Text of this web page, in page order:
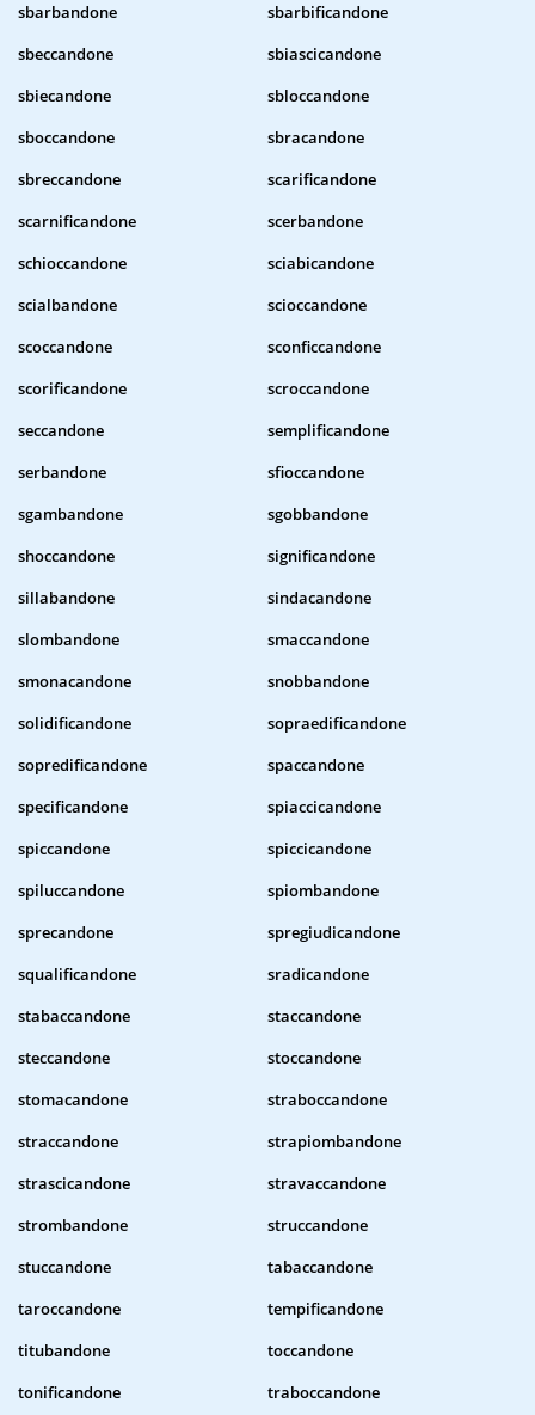
sbarbandone
sbarbificandone
sbeccandone
sbiascicandone
sbiecandone
sbloccandone
sboccandone
sbracandone
sbreccandone
scarificandone
scarnificandone
scerbandone
schioccandone
sciabicandone
scialbandone
scioccandone
scoccandone
sconficcandone
scorificandone
scroccandone
seccandone
semplificandone
serbandone
sfioccandone
sgambandone
sgobbandone
shoccandone
significandone
sillabandone
sindacandone
slombandone
smaccandone
smonacandone
snobbandone
solidificandone
sopraedificandone
sopredificandone
spaccandone
specificandone
spiaccicandone
spiccandone
spiccicandone
spiluccandone
spiombandone
sprecandone
spregiudicandone
squalificandone
sradicandone
stabaccandone
staccandone
steccandone
stoccandone
stomacandone
straboccandone
straccandone
strapiombandone
strascicandone
stravaccandone
strombandone
struccandone
stuccandone
tabaccandone
taroccandone
tempificandone
titubandone
toccandone
tonificandone
traboccandone